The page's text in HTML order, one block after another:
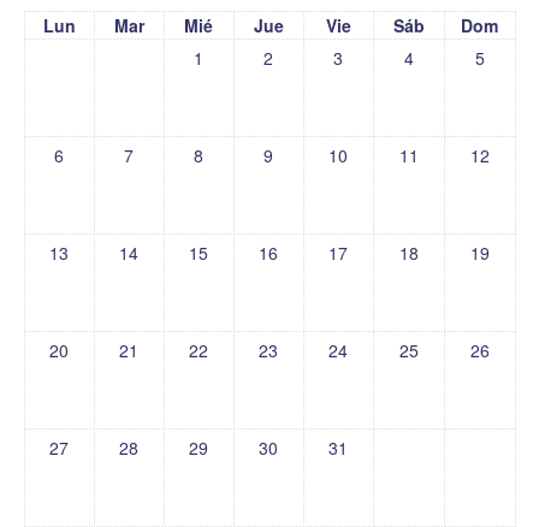
Lun Mar Mié Jue Vie Sáb
Dom
1
2 3 4 5
6 7 8 9 10 11 12
13 14 15 16 17 18 19
20 21 22 23 24 25 26
27 28 29 30 31